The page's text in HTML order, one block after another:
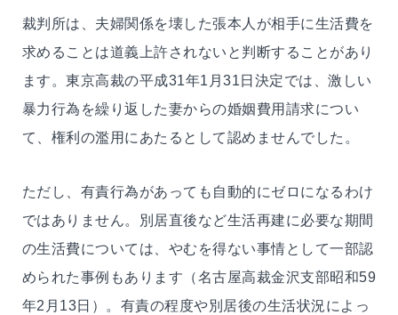
裁判所は、夫婦関係を壊した張本人が相手に生活費を
求めることは道義上許されないと判断することがあり
ます。東京高裁の平成31年1月31日決定では、激しい
暴力行為を繰り返した妻からの婚姻費用請求につい
て、権利の濫用にあたるとして認めませんでした。
ただし、有責行為があっても自動的にゼロになるわけ
ではありません。別居直後など生活再建に必要な期間
の生活費については、やむを得ない事情として一部認
められた事例もあります（名古屋高裁金沢支部昭和59
年2月13日）。有責の程度や別居後の生活状況によっ